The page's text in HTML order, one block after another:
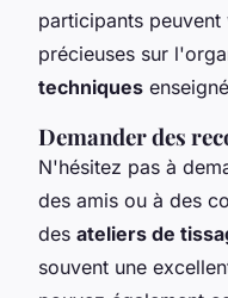
participants
précieuses sur
techniques
Demander des
N'hésitez pas à
des amis ou à des
des ateliers de
souvent une